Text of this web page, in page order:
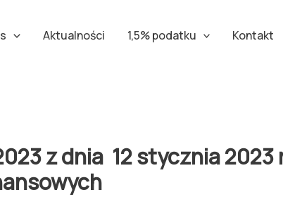
Aktualności 1,5% podatku Kontakt
z dnia 12 stycznia 2023